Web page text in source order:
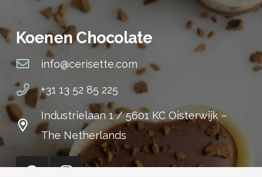
Koenen Chocolate
info@cerisette.com
+31 13 52 85 225
Industrielaan 1 / 5601 KC Oisterwijk –
The Netherlands